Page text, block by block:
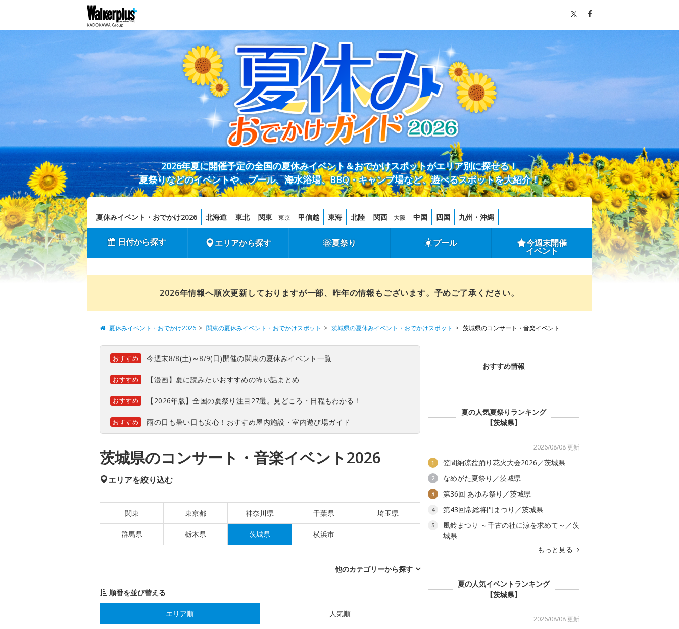
2026年夏に開催予定の全国の夏休みイベント＆おでかけスポットがエリア別に探せる！
夏祭りなどのイベントや、プール、海水浴場、BBQ・キャンプ場など、遊べるスポットを大紹介！
夏休みイベント・おでかけ2026 北海道 東北 関東 東京 甲信越 東海 北陸 関西 大阪 中国 四国 九州・沖縄
日付から探す エリアから探す 夏祭り プール 今週末開催
イベント
2026年情報へ順次更新しておりますが一部、昨年の情報もございます。予めご了承ください。
夏休みイベント・おでかけ2026 関東の夏休みイベント・おでかけスポット 茨城県の夏休みイベント・おでかけスポット 茨城県のコンサート・音楽イベント
おすすめ 今週末8/8(土)～8/9(日)開催の関東の夏休みイベント一覧
おすすめ 【漫画】夏に読みたいおすすめの怖い話まとめ
おすすめ 【2026年版】全国の夏祭り注目27選。見どころ・日程もわかる！
おすすめ 雨の日も暑い日も安心！おすすめ屋内施設・室内遊び場ガイド
茨城県のコンサート・音楽イベント2026
エリアを絞り込む
関東 東京都 神奈川県 千葉県 埼玉県
群馬県 栃木県 茨城県 横浜市
他のカテゴリーから探す
順番を並び替える
エリア順 人気順
おすすめ情報
夏の人気夏祭りランキング
【茨城県】
2026/08/08 更新
1 笠間納涼盆踊り花火大会2026／茨城県
2 なめがた夏祭り／茨城県
3 第36回 あゆみ祭り／茨城県
4 第43回常総将門まつり／茨城県
5
風鈴まつり ～千古の社に涼を求めて～／茨
城県
もっと見る
夏の人気イベントランキング
【茨城県】
2026/08/08 更新